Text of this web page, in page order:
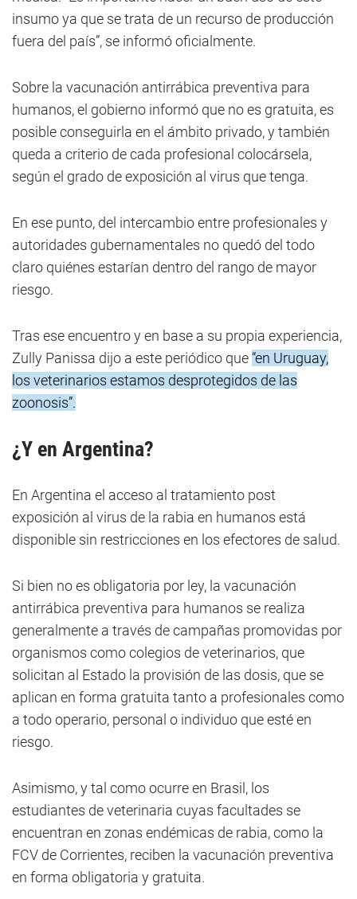
insumo ya que se trata de un recurso de producción
fuera del país”, se informó oficialmente.
Sobre la vacunación antirrábica preventiva para
humanos, el gobierno informó que no es gratuita, es
posible conseguirla en el ámbito privado, y también
queda a criterio de cada profesional colocársela,
según el grado de exposición al virus que tenga.
En ese punto, del intercambio entre profesionales y
autoridades gubernamentales no quedó del todo
claro quiénes estarían dentro del rango de mayor
riesgo.
Tras ese encuentro y en base a su propia experiencia,
Zully Panissa dijo a este periódico que“en Uruguay,
los veterinarios estamos desprotegidos de las
zoonosis”.
¿Y en Argentina?
En Argentina el acceso al tratamiento post
exposición al virus de la rabia en humanos está
disponible sin restricciones en los efectores de salud.
Si bien no es obligatoria por ley, la vacunación
antirrábica preventiva para humanos se realiza
generalmente a través de campañas promovidas por
organismos como colegios de veterinarios, que
solicitan al Estado la provisión de las dosis, que se
aplican en forma gratuita tanto a profesionales como
a todo operario, personal o individuo que esté en
riesgo.
Asimismo, y tal como ocurre en Brasil, los
estudiantes de veterinaria cuyas facultades se
encuentran en zonas endémicas de rabia, como la
FCV de Corrientes, reciben la vacunación preventiva
en forma obligatoria y gratuita.